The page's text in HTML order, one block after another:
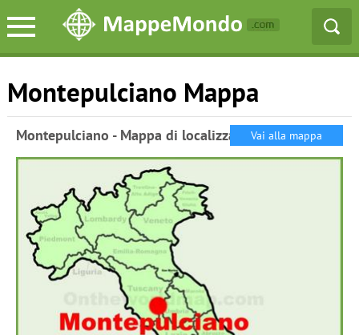
Montepulciano Mappa
Montepulciano - Mappa di localizzazioneVai alla mappa